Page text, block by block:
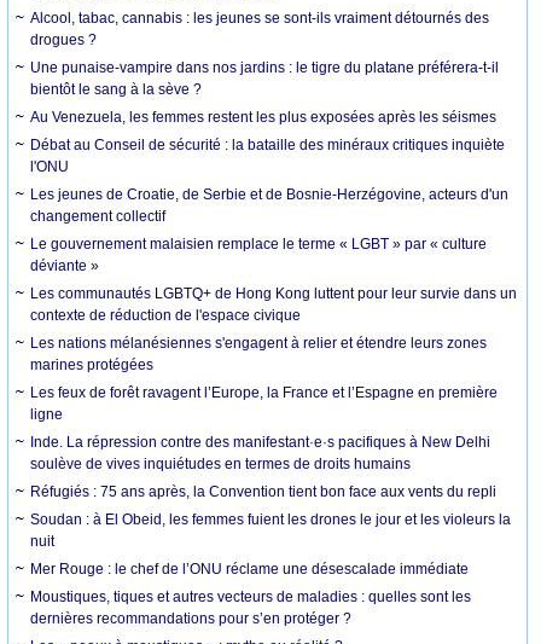
Alcool, tabac, cannabis : les jeunes se sont-ils vraiment détournés des
drogues ?
Une punaise-vampire dans nos jardins : le tigre du platane préférera-t-il
bientôt le sang à la sève ?
Au Venezuela, les femmes restent les plus exposées après les séismes
Débat au Conseil de sécurité : la bataille des minéraux critiques inquiète
l'ONU
Les jeunes de Croatie, de Serbie et de Bosnie-Herzégovine, acteurs d'un
changement collectif
Le gouvernement malaisien remplace le terme « LGBT » par « culture
déviante »
Les communautés LGBTQ+ de Hong Kong luttent pour leur survie dans un
contexte de réduction de l'espace civique
Les nations mélanésiennes s'engagent à relier et étendre leurs zones
marines protégées
Les feux de forêt ravagent l’Europe, la France et l’Espagne en première
ligne
Inde. La répression contre des manifestant·e·s pacifiques à New Delhi
soulève de vives inquiétudes en termes de droits humains
Réfugiés : 75 ans après, la Convention tient bon face aux vents du repli
Soudan : à El Obeid, les femmes fuient les drones le jour et les violeurs la
nuit
Mer Rouge : le chef de l’ONU réclame une désescalade immédiate
Moustiques, tiques et autres vecteurs de maladies : quelles sont les
dernières recommandations pour s’en protéger ?